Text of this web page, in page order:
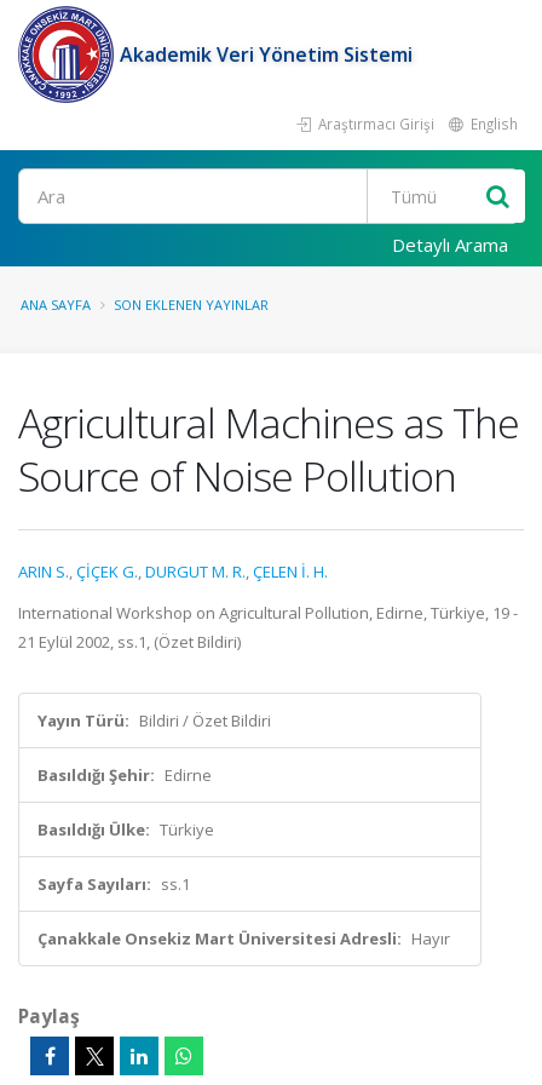
Akademik Veri Yönetim Sistemi
Araştırmacı Girişi English
Ara
Detaylı Arama
ANA SAYFA SON EKLENEN YAYINLAR
Agricultural Machines as The
Source of Noise Pollution
ARIN S.,ÇİÇEK G.,DURGUT M. R.,ÇELEN İ. H.
International Workshop on Agricultural Pollution, Edirne, Türkiye, 19 -
21 Eylül 2002, ss.1, (Özet Bildiri)
Yayın Türü: Bildiri / Özet Bildiri
Basıldığı Şehir: Edirne
Basıldığı Ülke: Türkiye
Sayfa Sayıları: ss.1
Çanakkale Onsekiz Mart Üniversitesi Adresli: Hayır
Paylaş